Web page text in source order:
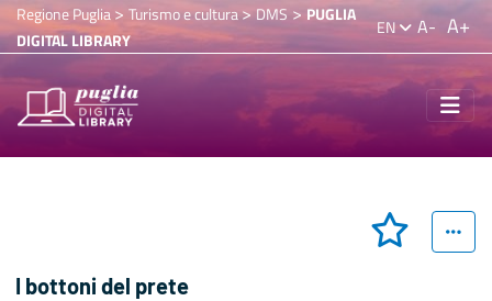
Regione Puglia> Turismo e cultura>DMS > PUGLIA
DIGITAL LIBRARY
EN A- A+
I bottoni del prete